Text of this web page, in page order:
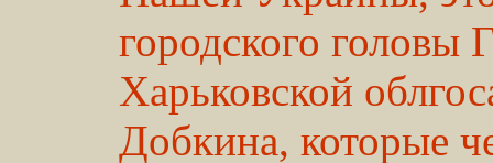
городского головы
Харьковской
Добкина, которые